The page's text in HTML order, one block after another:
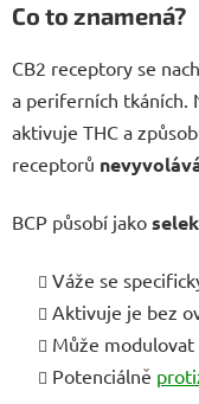
Co to znamená?
CB2 receptory se
a periferních tkáních.
aktivuje THC a
receptorů
BCP působí jako
Váže se
Aktivuje je bez
Může modulovat
Potenciálně